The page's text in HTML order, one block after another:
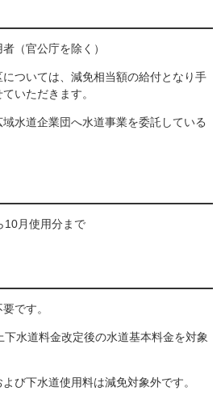
（官公庁を除く）
については、減免相当額の給付となり手
いただきます。
域水道企業団へ水道事業を委託している
10月使用分まで
です。
水道料金改定後の水道基本料金を対象
び下水道使用料は減免対象外です。